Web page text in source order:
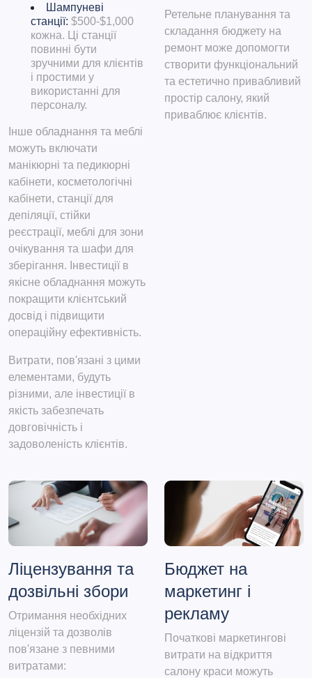
Шампуневі
станції: $500-$1,000
кожна. Ці станції
повинні бути
зручними для клієнтів
і простими у
використанні для
персоналу.
Інше обладнання та меблі
можуть включати
манікюрні та педикюрні
кабінети, косметологічні
кабінети, станції для
депіляції, стійки
реєстрації, меблі для зони
очікування та шафи для
зберігання. Інвестиції в
якісне обладнання можуть
покращити клієнтський
досвід і підвищити
операційну ефективність.
Витрати, пов'язані з цими
елементами, будуть
різними, але інвестиції в
якість забезпечать
довговічність і
задоволеність клієнтів.
Ретельне планування та
складання бюджету на
ремонт може допомогти
створити функціональний
та естетично привабливий
простір салону, який
приваблює клієнтів.
Ліцензування та
дозвільні збори
Отримання необхідних
ліцензій та дозволів
пов'язане з певними
витратами:
Бюджет на
маркетинг і
рекламу
Початкові маркетингові
витрати на відкриття
салону краси можуть